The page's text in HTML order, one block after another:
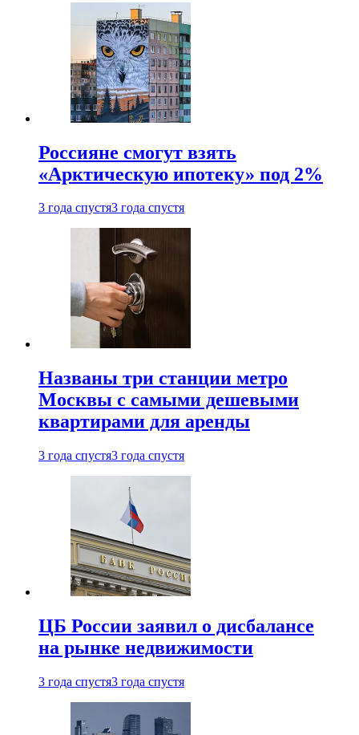
Россияне смогут взять
«Арктическую ипотеку» под 2%
3 года спустя3 года спустя
Названы три станции метро
Москвы с самыми дешевыми
квартирами для аренды
3 года спустя3 года спустя
ЦБ России заявил о дисбалансе
на рынке недвижимости
3 года спустя3 года спустя